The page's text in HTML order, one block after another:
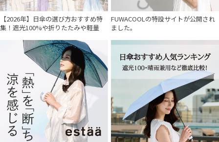
【2026年】日傘の選び方おすすめ特
集！遮光100%や折りたたみや軽量
FUWACOOLの特設サイトが公開され
ました。